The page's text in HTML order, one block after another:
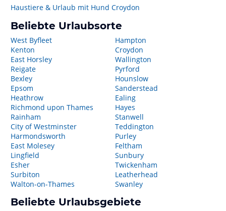
Haustiere & Urlaub mit Hund Croydon
Beliebte Urlaubsorte
West Byfleet
Kenton
East Horsley
Reigate
Bexley
Epsom
Heathrow
Richmond upon Thames
Rainham
City of Westminster
Harmondsworth
East Molesey
Lingfield
Esher
Surbiton
Walton-on-Thames
Hampton
Croydon
Wallington
Pyrford
Hounslow
Sanderstead
Ealing
Hayes
Stanwell
Teddington
Purley
Feltham
Sunbury
Twickenham
Leatherhead
Swanley
Beliebte Urlaubsgebiete